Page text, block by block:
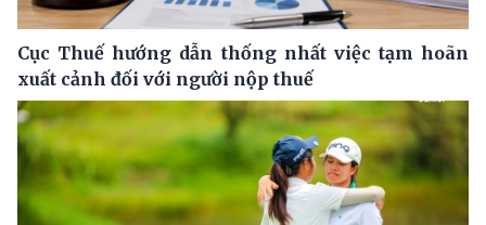
Cục Thuế hướng dẫn thống nhất việc tạm hoãn
xuất cảnh đối với người nộp thuế